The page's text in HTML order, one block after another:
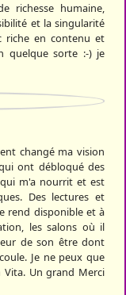
richesse humaine,
et la singularité
riche en contenu et
quelque sorte :-) je
changé ma vision
ont débloqué des
m'a nourrit et est
Des lectures et
rend disponible et à
les salons où il
de son être dont
Je ne peux que
Un grand Merci